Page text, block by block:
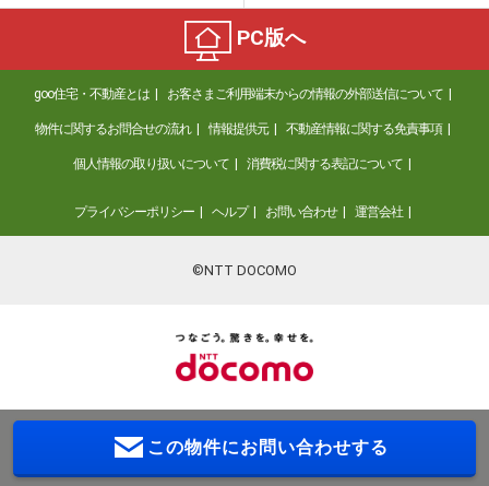
PC版へ
goo住宅・不動産とは お客さまご利用端末からの情報の外部送信について
物件に関するお問合せの流れ 情報提供元 不動産情報に関する免責事項
個人情報の取り扱いについて 消費税に関する表記について
プライバシーポリシー ヘルプ お問い合わせ 運営会社
©NTT DOCOMO
この物件にお問い合わせする